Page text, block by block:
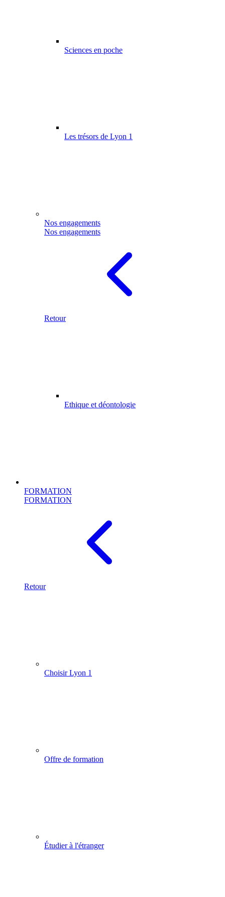
Sciences en poche
Les trésors de Lyon 1
Nos engagements
Nos engagements
Retour
Ethique et déontologie
FORMATION
FORMATION
Retour
Choisir Lyon 1
Offre de formation
Étudier à l'étranger